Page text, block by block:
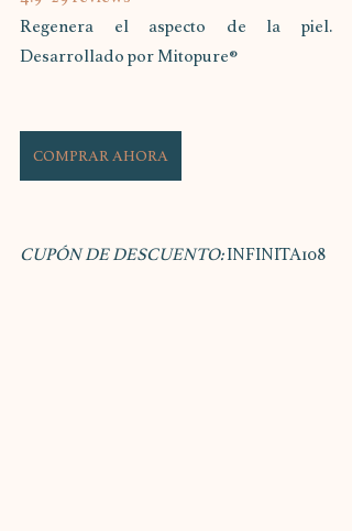
Regenera el aspecto de la piel.
Desarrollado por Mitopure®
COMPRAR AHORA
CUPÓN DE DESCUENTO: INFINITA108